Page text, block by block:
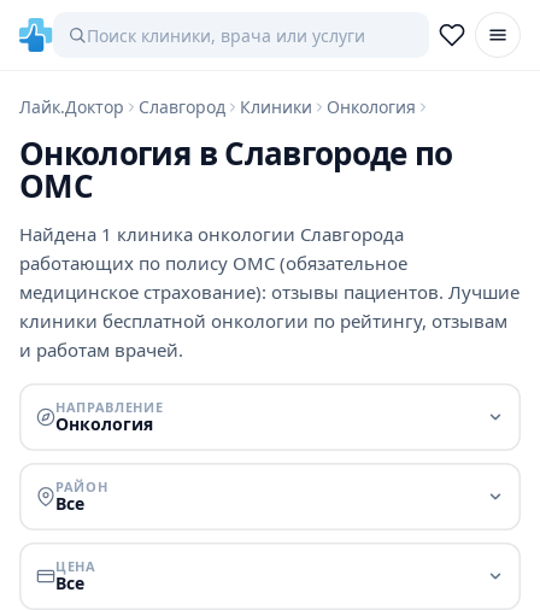
Лайк.Доктор Славгород Клиники Онкология
Онкология в Славгороде по
ОМС
Найдена 1 клиника онкологии Славгорода
работающих по полису ОМС (обязательное
медицинское страхование): отзывы пациентов. Лучшие
клиники бесплатной онкологии по рейтингу, отзывам
и работам врачей.
НАПРАВЛЕНИЕ
Онкология
РАЙОН
Все
ЦЕНА
Все